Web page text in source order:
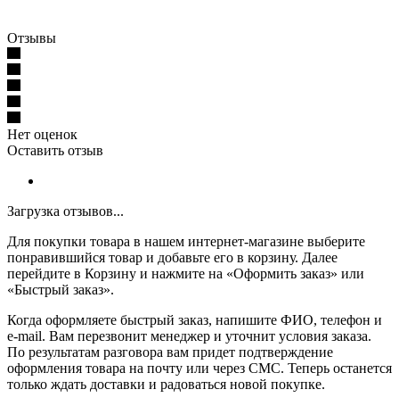
Отзывы
Нет оценок
Оставить отзыв
Загрузка отзывов...
Для покупки товара в нашем интернет-магазине выберите
понравившийся товар и добавьте его в корзину. Далее
перейдите в Корзину и нажмите на «Оформить заказ» или
«Быстрый заказ».
Когда оформляете быстрый заказ, напишите ФИО, телефон и
e-mail. Вам перезвонит менеджер и уточнит условия заказа.
По результатам разговора вам придет подтверждение
оформления товара на почту или через СМС. Теперь останется
только ждать доставки и радоваться новой покупке.